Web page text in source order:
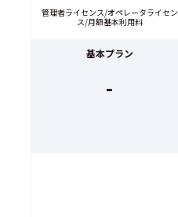
管理者ライセンス/オペレータライセン
ス/月額基本利用料
基本プラン
-